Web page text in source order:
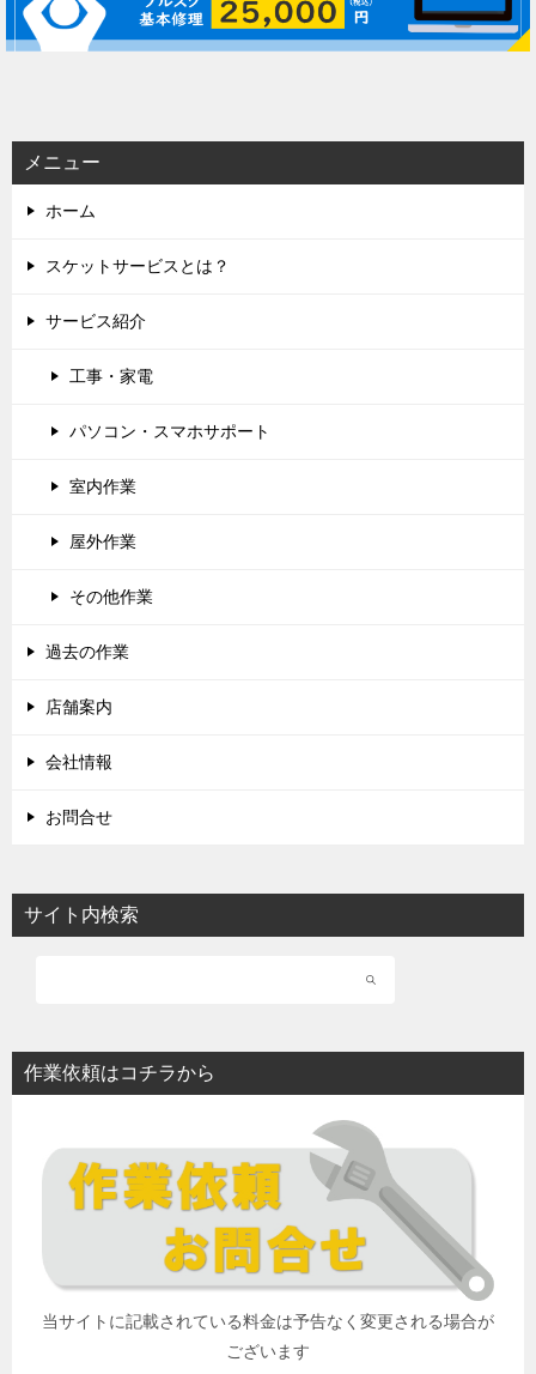
ゲ
ー
ンメニュー
ホーム
スケットサービスとは？
サービス紹介
工事・家電
パソコン・スマホサポート
室内作業
屋外作業
その他作業
過去の作業
店舗案内
会社情報
お問合せ
サイト内検索
作業依頼はコチラから
当サイトに記載されている料金は予告なく変更される場合が
ございます